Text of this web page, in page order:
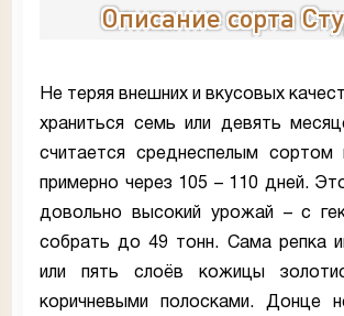
Описание сорта
Не теряя внешних и вкусовых
храниться семь или девять
считается среднеспелым сортом
примерно через 105 – 110 дней.
довольно высокий урожай – с
собрать до 49 тонн. Сама репка
или пять слоёв кожицы
коричневыми полосками. Донце